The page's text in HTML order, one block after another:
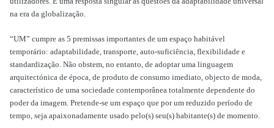
na era da globalização.
“UM” cumpre as 5 premissas importantes de um espaço habitável
temporário: adaptabilidade, transporte, auto-suficiência, flexibilidade e
standardização. Não obstem, no entanto, de adoptar uma linguagem
arquitectónica de época, de produto de consumo imediato, objecto de moda,
característico de uma sociedade contemporânea totalmente dependente do
poder da imagem. Pretende-se um espaço que por um reduzido período de
tempo, seja apaixonadamente usado pelo(s) seu(s) habitante(s) de momento.